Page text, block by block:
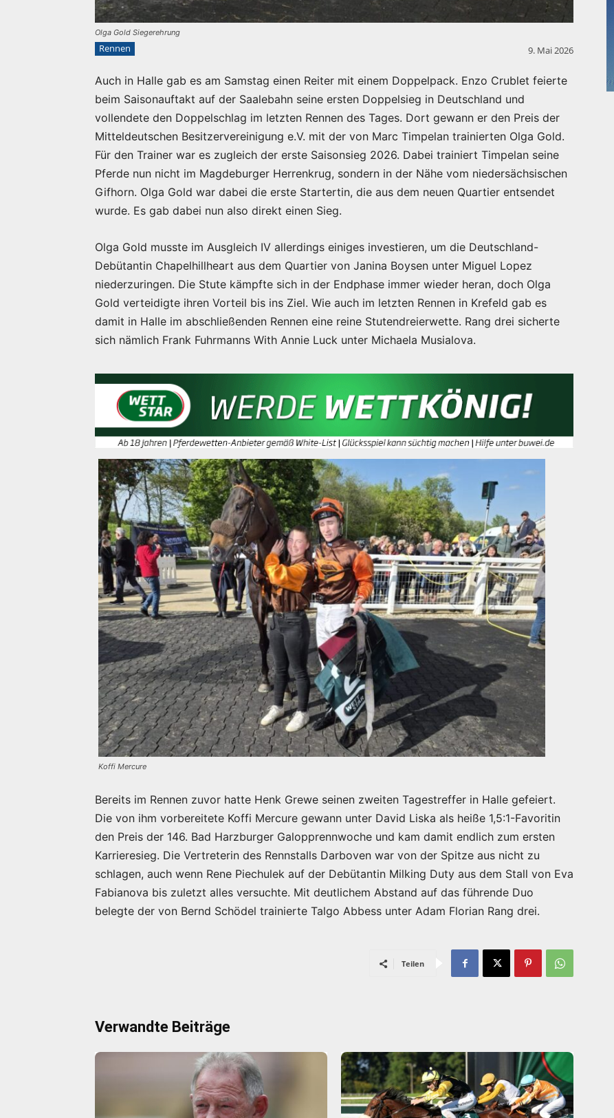
Olga Gold Siegerehrung
Rennen 9. Mai 2026
Auch in Halle gab es am Samstag einen Reiter mit einem Doppelpack. Enzo Crublet feierte
beim Saisonauftakt auf der Saalebahn seine ersten Doppelsieg in Deutschland und
vollendete den Doppelschlag im letzten Rennen des Tages. Dort gewann er den Preis der
Mitteldeutschen Besitzervereinigung e.V. mit der von Marc Timpelan trainierten Olga Gold.
Für den Trainer war es zugleich der erste Saisonsieg 2026. Dabei trainiert Timpelan seine
Pferde nun nicht im Magdeburger Herrenkrug, sondern in der Nähe vom niedersächsischen
Gifhorn. Olga Gold war dabei die erste Startertin, die aus dem neuen Quartier entsendet
wurde. Es gab dabei nun also direkt einen Sieg.
Olga Gold musste im Ausgleich IV allerdings einiges investieren, um die Deutschland-
Debütantin Chapelhillheart aus dem Quartier von Janina Boysen unter Miguel Lopez
niederzuringen. Die Stute kämpfte sich in der Endphase immer wieder heran, doch Olga
Gold verteidigte ihren Vorteil bis ins Ziel. Wie auch im letzten Rennen in Krefeld gab es
damit in Halle im abschließenden Rennen eine reine Stutendreierwette. Rang drei sicherte
sich nämlich Frank Fuhrmanns With Annie Luck unter Michaela Musialova.
Koffi Mercure
Bereits im Rennen zuvor hatte Henk Grewe seinen zweiten Tagestreffer in Halle gefeiert.
Die von ihm vorbereitete Koffi Mercure gewann unter David Liska als heiße 1,5:1-Favoritin
den Preis der 146. Bad Harzburger Galopprennwoche und kam damit endlich zum ersten
Karrieresieg. Die Vertreterin des Rennstalls Darboven war von der Spitze aus nicht zu
schlagen, auch wenn Rene Piechulek auf der Debütantin Milking Duty aus dem Stall von Eva
Fabianova bis zuletzt alles versuchte. Mit deutlichem Abstand auf das führende Duo
belegte der von Bernd Schödel trainierte Talgo Abbess unter Adam Florian Rang drei.
Teilen
Verwandte Beiträge